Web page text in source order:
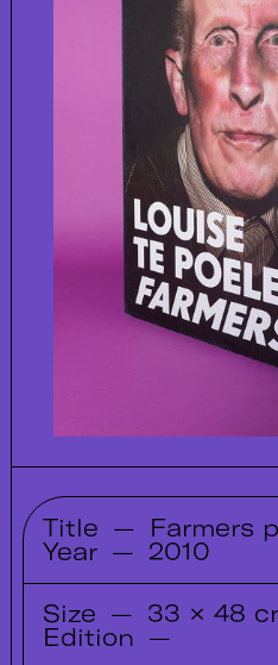
Title — Farmers
Year — 2010
Size — 33 × 48
Edition —